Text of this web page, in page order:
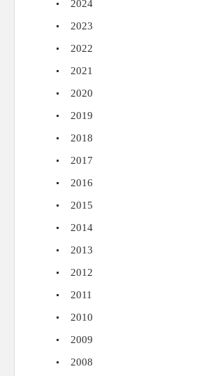
2024
2023
2022
2021
2020
2019
2018
2017
2016
2015
2014
2013
2012
2011
2010
2009
2008